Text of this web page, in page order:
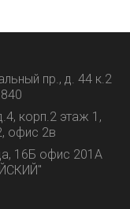
пр., д. 44 к.2
корп.2 этаж 1,
офис 2в
16Б офис 201А